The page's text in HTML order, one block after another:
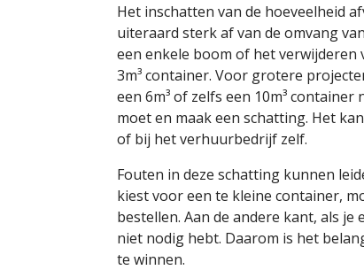
Het inschatten van de hoeveelheid
uiteraard sterk af van de omvang
een enkele boom of het verwijderen
3m³ container. Voor grotere
een 6m³ of zelfs een 10m³
moet en maak een schatting. Het
of bij het verhuurbedrijf zelf.
Fouten in deze schatting kunnen
kiest voor een te kleine container,
bestellen. Aan de andere kant, als
niet nodig hebt. Daarom is het
te winnen.